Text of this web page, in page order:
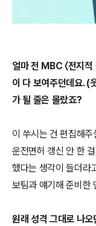
얼마 전 MBC 〈전지
이 다 보여주던데요. (
가 될 줄은 몰랐죠?
이 쑤시는 건 편집해
운전면허 갱신 안 한
했다는 생각이 들더라
보팀과 얘기해 준비한
원래 성격 그대로 나